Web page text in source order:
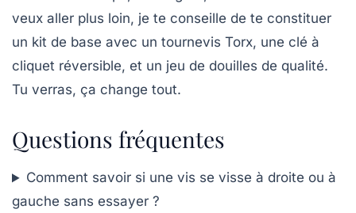
veux aller plus loin, je te conseille de te constituer
un kit de base avec un tournevis Torx, une clé à
cliquet réversible, et un jeu de douilles de qualité.
Tu verras, ça change tout.
Questions fréquentes
Comment savoir si une vis se visse à droite ou à
gauche sans essayer ?